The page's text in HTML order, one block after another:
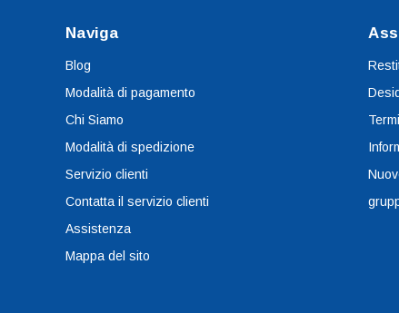
Naviga
Blog
Modalità di pagamento
Chi Siamo
Modalità di spedizione
Servizio clienti
Contatta il servizio clienti
Assistenza
Mappa del sito